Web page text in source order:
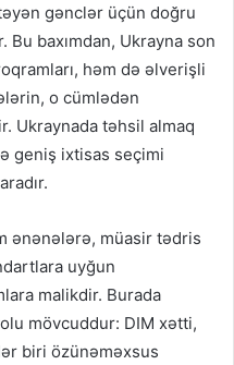
gənclər üçün doğru
baxımdan, Ukrayna son
həm də əlverişli
o cümlədən
Ukraynada təhsil almaq
geniş ixtisas seçimi
ənənələrə, müasir tədris
uyğun
malikdir. Burada
mövcuddur: DIM xətti,
biri özünəməxsus